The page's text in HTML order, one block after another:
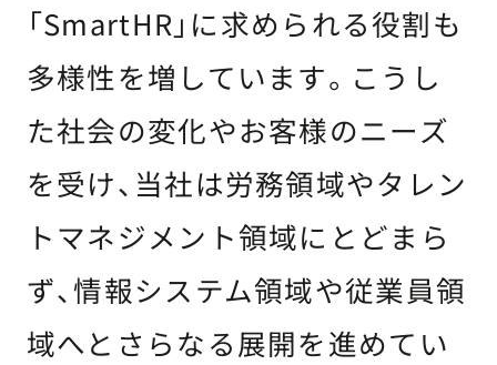
「SmartHR」に求められる役割も
多様性を増しています。こうし
た社会の変化やお客様のニーズ
を受け、当社は労務領域やタレン
トマネジメント領域にとどまら
ず、情報システム領域や従業員領
域へとさらなる展開を進めてい